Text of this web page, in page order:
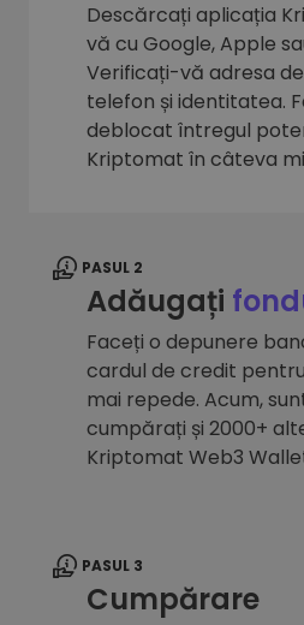
Descărcați aplicația
vă cu Google, Apple
Verificați-vă adresa
telefon și identitatea.
deblocat întregul
Kriptomat în câteva
PASUL 2
Adăugați
Faceți o depunere
cardul de credit
mai repede. Acum,
cumpărați și 2000+
Kriptomat Web3
PASUL 3
Cumpărare